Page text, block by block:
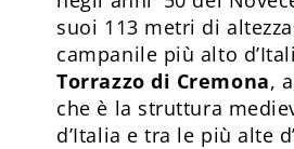
suoi 113 metri di
campanile più alto
Torrazzo di Cremona,
che è la struttura
d’Italia e tra le più alte